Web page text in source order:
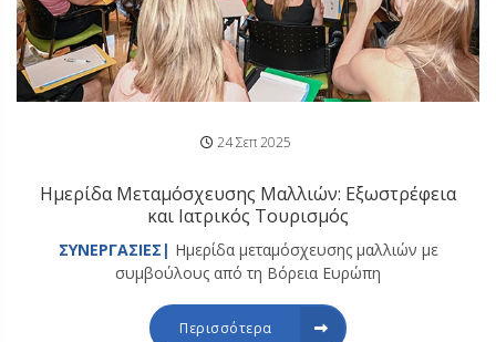
24 Σεπ 2025
Ημερίδα Μεταμόσχευσης Μαλλιών: Εξωστρέφεια
και Ιατρικός Τουρισμός
ΣΥΝΕΡΓΑΣΙΕΣ| Ημερίδα μεταμόσχευσης μαλλιών με
συμβούλους από τη Βόρεια Ευρώπη
Περισσότερα